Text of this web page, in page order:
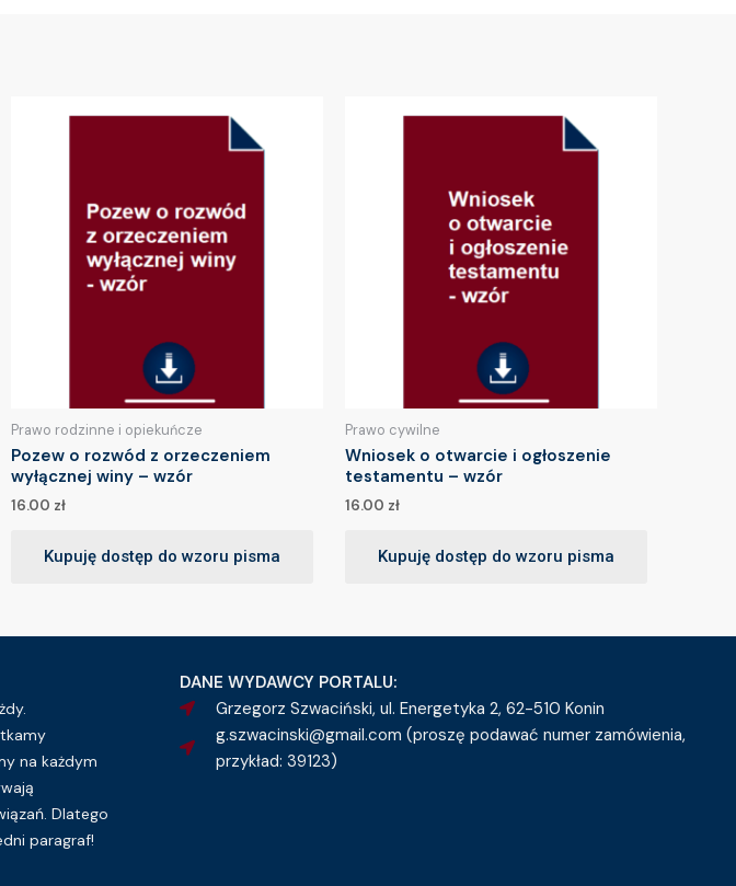
Prawo rodzinne i opiekuńcze
Pozew o rozwód z orzeczeniem
wyłącznej winy – wzór
16.00 zł
Kupuję dostęp do wzoru pisma
Prawo cywilne
Wniosek o otwarcie i ogłoszenie
testamentu – wzór
16.00 zł
Kupuję dostęp do wzoru pisma
na każdym
Dlatego
paragraf!
DANE WYDAWCY PORTALU:
Grzegorz Szwaciński, ul. Energetyka 2, 62-510 Konin
g.szwacinski@gmail.com (proszę podawać numer zamówienia,
przykład: 39123)